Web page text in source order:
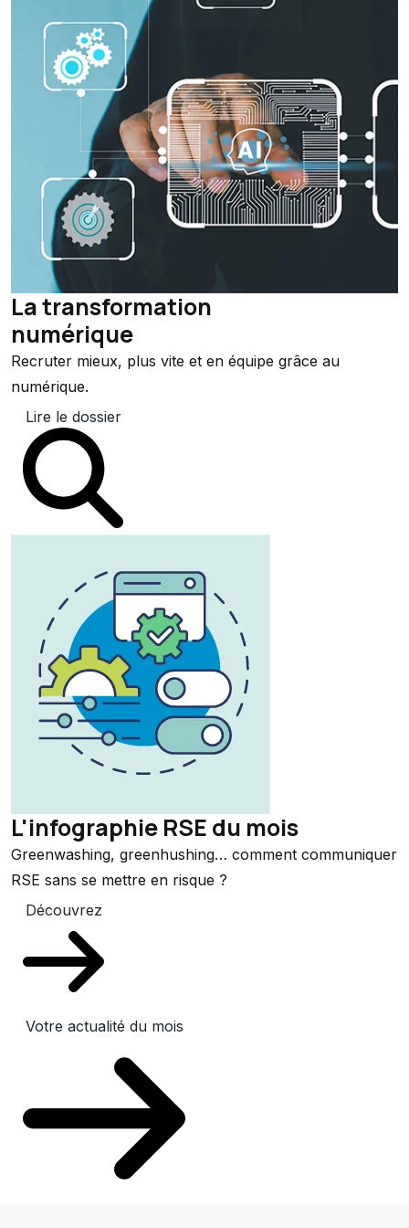
La transformation
numérique
Recruter mieux, plus vite et en équipe grâce au
numérique.
Lire le dossier
L'infographie RSE du mois
Greenwashing, greenhushing… comment communiquer
RSE sans se mettre en risque ?
Découvrez
Votre actualité du mois